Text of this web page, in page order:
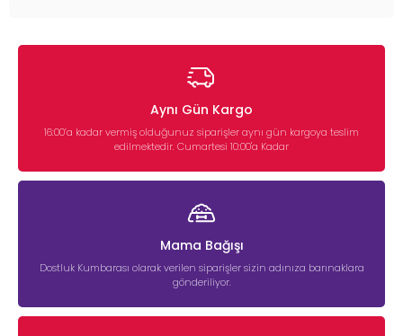
Aynı Gün Kargo
16:00’a kadar vermiş olduğunuz siparişler aynı gün kargoya teslim
edilmektedir. Cumartesi 10:00'a Kadar
Mama Bağışı
Dostluk Kumbarası olarak verilen siparişler sizin adınıza barınaklara
gönderiliyor.